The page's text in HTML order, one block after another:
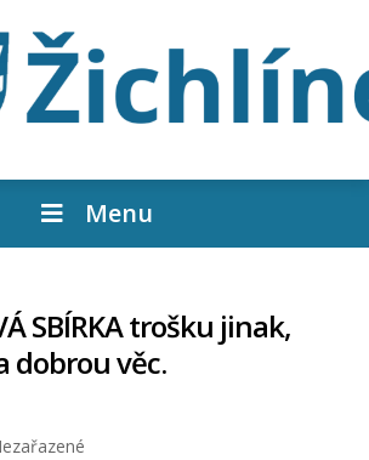
Menu
SBÍRKA trošku jinak,
dobrou věc.